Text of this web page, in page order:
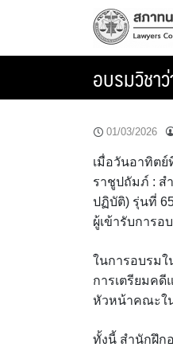
อบรมวิชา
01/03/2026
เมื่อวันอาทิตย์
ราชูปถัมภ์ : ส
ปฏิบัติ) รุ่นที่
ผู้เข้ารับการอ
ในการอบรม
การเตรียมค
หัวหน้าคณะใ
ทั้งนี้ สำนักฝึก